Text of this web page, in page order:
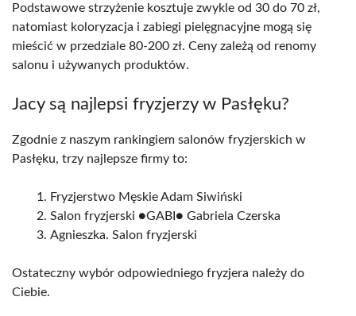
Podstawowe strzyżenie kosztuje zwykle od 30 do 70 zł,
natomiast koloryzacja i zabiegi pielęgnacyjne mogą się
mieścić w przedziale 80-200 zł. Ceny zależą od renomy
salonu i używanych produktów.
Jacy są najlepsi fryzjerzy w Pasłęku?
Zgodnie z naszym rankingiem salonów fryzjerskich w
Pasłęku, trzy najlepsze firmy to:
Fryzjerstwo Męskie Adam Siwiński
Salon fryzjerski ●GABI● Gabriela Czerska
Agnieszka. Salon fryzjerski
Ostateczny wybór odpowiedniego fryzjera należy do
Ciebie.